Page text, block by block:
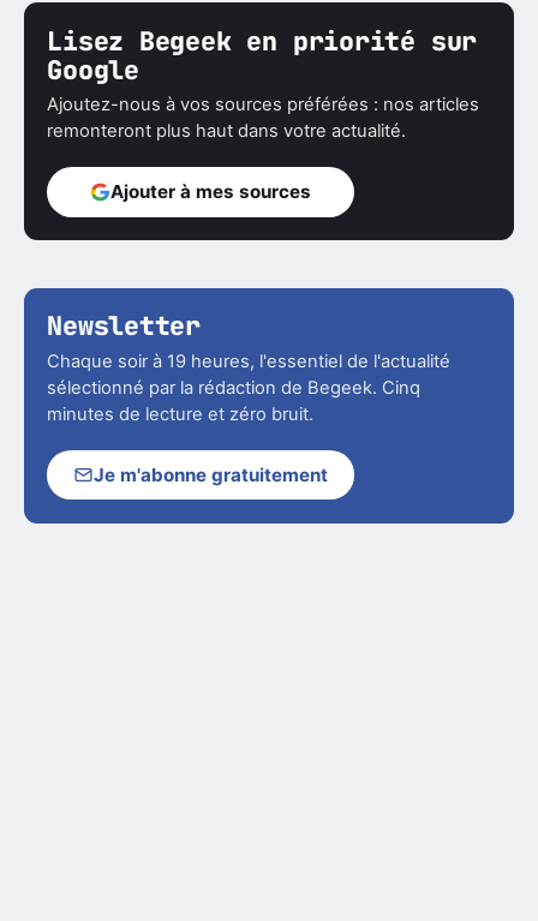
Lisez Begeek en priorité sur
Google
Ajoutez-nous à vos sources préférées : nos articles
remonteront plus haut dans votre actualité.
Ajouter à mes sources
Newsletter
Chaque soir à 19 heures, l'essentiel de l'actualité
sélectionné par la rédaction de Begeek. Cinq
minutes de lecture et zéro bruit.
Je m'abonne gratuitement